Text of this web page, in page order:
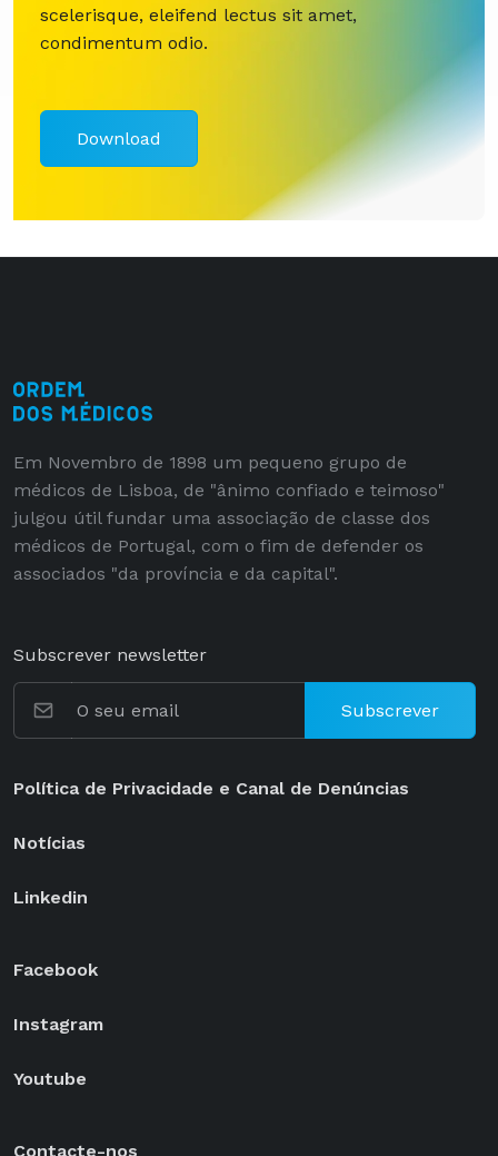
scelerisque, eleifend lectus sit amet,
condimentum odio.
Download
Em Novembro de 1898 um pequeno grupo de
médicos de Lisboa, de "ânimo confiado e teimoso"
julgou útil fundar uma associação de classe dos
médicos de Portugal, com o fim de defender os
associados "da província e da capital".
Subscrever newsletter
Subscrever
Política de Privacidade e Canal de Denúncias
Notícias
Linkedin
Facebook
Instagram
Youtube
Contacte-nos